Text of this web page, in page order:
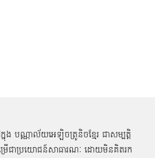
ង បណ្ណាល័យអេឡិចត្រូនិចខ្មែរ ជាសម្បតិ្ត
ម្រើជាប្រយោជន៍សាធារណៈ ដោយមិនគិតរក